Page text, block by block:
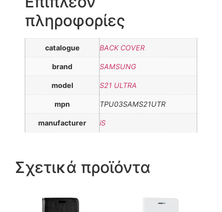
πληροφορίες
catalogue BACK COVER
brand SAMSUNG
model S21 ULTRA
mpn TPU03SAMS21UTR
manufacturer iS
Σχετικά προϊόντα